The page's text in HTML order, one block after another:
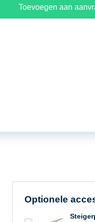
Toevoegen aan
Optionele